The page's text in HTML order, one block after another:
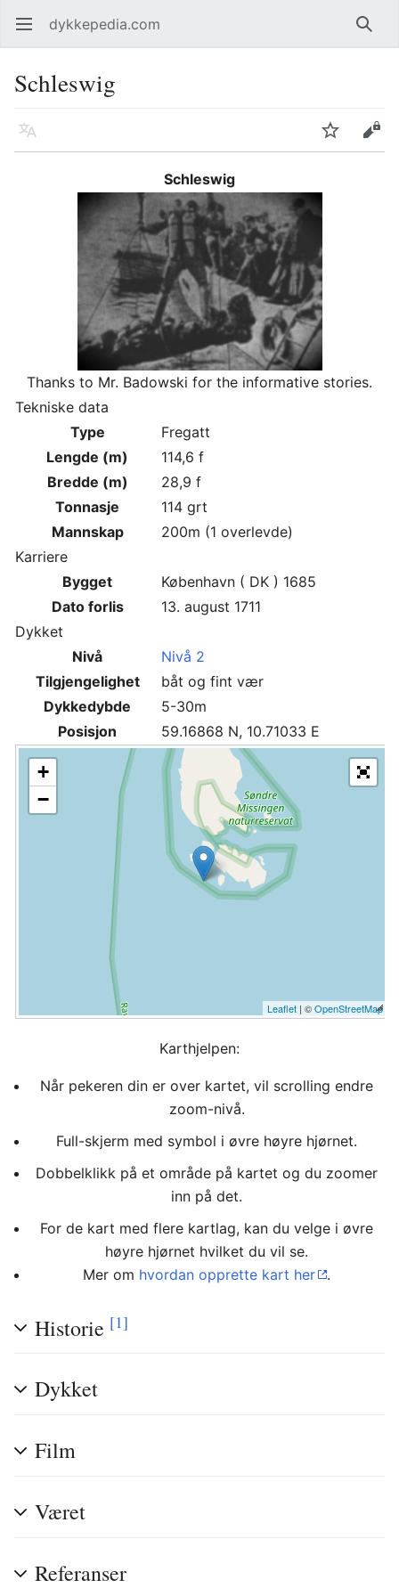
Åpne hovedmenyen dykkepedia.com Søk
Schleswig
Språk Overvåk Rediger
Schleswig
Thanks to Mr. Badowski for the informative stories.
Tekniske data
Type
Fregatt
Lengde (m)
114,6 f
Bredde (m)
28,9 f
Tonnasje
114 grt
Mannskap
200m (1 overlevde)
Karriere
Bygget
København ( DK ) 1685
Dato forlis
13. august 1711
Dykket
Nivå
Nivå 2
Tilgjengelighet
båt og fint vær
Dykkedybde
5-30m
Posisjon
59.16868 N, 10.71033 E
+
−
Leaflet | ©OpenStreetMap
Karthjelpen:
Når pekeren din er over kartet, vil scrolling endre
zoom-nivå.
Full-skjerm med symbol i øvre høyre hjørnet.
Dobbelklikk på et område på kartet og du zoomer
inn på det.
For de kart med flere kartlag, kan du velge i øvre
høyre hjørnet hvilket du vil se.
Mer om hvordan opprette kart her .
Historie [1]
Dykket
Film
Været
Referanser